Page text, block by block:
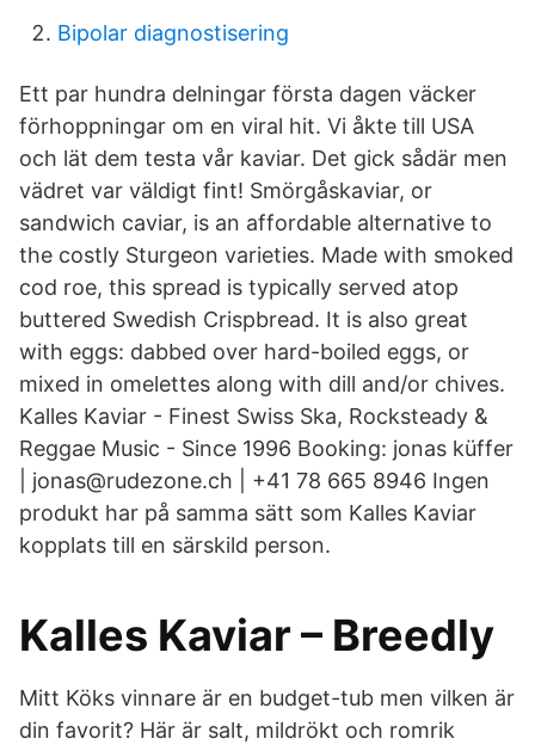
Bipolar diagnostisering
Ett par hundra delningar första dagen väcker
förhoppningar om en viral hit. Vi åkte till USA
och lät dem testa vår kaviar. Det gick sådär men
vädret var väldigt fint! Smörgåskaviar, or
sandwich caviar, is an affordable alternative to
the costly Sturgeon varieties. Made with smoked
cod roe, this spread is typically served atop
buttered Swedish Crispbread. It is also great
with eggs: dabbed over hard-boiled eggs, or
mixed in omelettes along with dill and/or chives.
Kalles Kaviar - Finest Swiss Ska, Rocksteady &
Reggae Music - Since 1996 Booking: jonas küffer
| jonas@rudezone.ch | +41 78 665 8946 Ingen
produkt har på samma sätt som Kalles Kaviar
kopplats till en särskild person.
Kalles Kaviar – Breedly
Mitt Köks vinnare är en budget-tub men vilken är
din favorit? Här är salt, mildrökt och romrik